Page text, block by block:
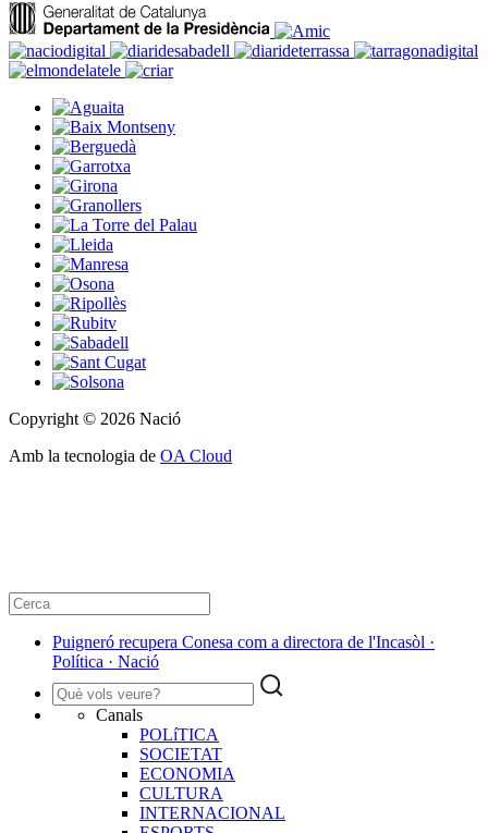
Copyright © 2026 Nació
Amb la tecnologia de OA Cloud
Puigneró recupera Conesa com a directora de l'Incasòl ·
Política · Nació
Canals
POLíTICA
SOCIETAT
ECONOMIA
CULTURA
INTERNACIONAL